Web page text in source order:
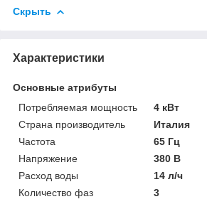
Скрыть
Характеристики
Основные атрибуты
Потребляемая мощность
4 кВт
Страна производитель
Италия
Частота
65 Гц
Напряжение
380 В
Расход воды
14 л/ч
Количество фаз
3